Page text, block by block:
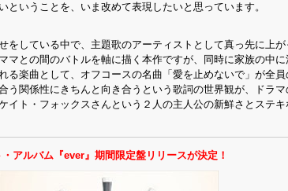
いうことを、いま改めて表現したいと思っています。
をしている中で、主題歌のアーティストとして真っ先に上
マとの間のバトルを軸に描く本作ですが、同時に家族の中
る楽曲として、オフコースの名曲「愛を止めないで」が全
関係性にきちんと向き合うという歌詞の世界観が、ドラ
イト・フォックスさんという２人の主人公の新鮮さとステ
アルバム『ever』期間限定盤リリースが決定！